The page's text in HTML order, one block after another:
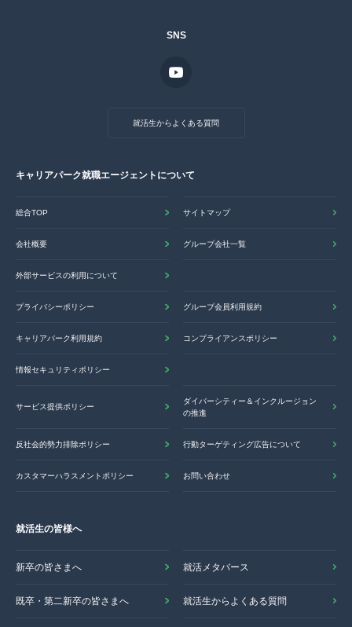
SNS
就活生からよくある質問
キャリアパーク就職エージェントについて
総合TOP サイトマップ
会社概要 グループ会社一覧
外部サービスの利用について
プライバシーポリシー グループ会員利用規約
キャリアパーク利用規約 コンプライアンスポリシー
情報セキュリティポリシー
サービス提供ポリシー
ダイバーシティー＆インクルージョン
の推進
反社会的勢力排除ポリシー 行動ターゲティング広告について
カスタマーハラスメントポリシー お問い合わせ
就活生の皆様へ
新卒の皆さまへ 就活メタバース
既卒・第二新卒の皆さまへ 就活生からよくある質問